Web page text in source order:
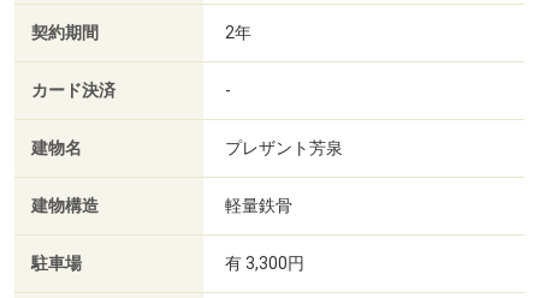
契約期間 2年
カード決済 -
建物名 プレザント芳泉
建物構造 軽量鉄骨
駐車場 有 3,300円